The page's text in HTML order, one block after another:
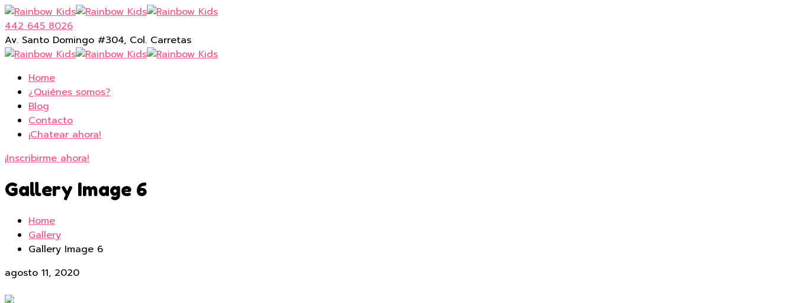
442 645 8026
Av. Santo Domingo #304, Col. Carretas
Home
¿Quiénes somos?
Blog
Contacto
¡Chatear ahora!
¡Inscribirme ahora!
Gallery Image 6
Home
Gallery
Gallery Image 6
agosto 11, 2020